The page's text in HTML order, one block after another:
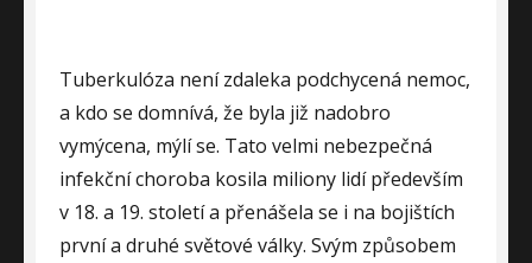
Tuberkulóza není zdaleka podchycená nemoc,
a kdo se domnívá, že byla již nadobro
vymýcena, mýlí se. Tato velmi nebezpečná
infekční choroba kosila miliony lidí především
v 18. a 19. století a přenášela se i na bojištích
první a druhé světové války. Svým způsobem